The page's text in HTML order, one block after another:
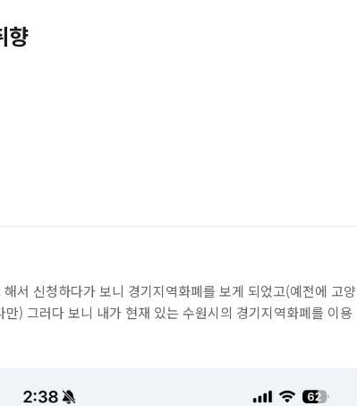
향
서 신청하다가 보니 경기지역화폐를 보게 되었고(예전에 고양
) 그러다 보니 내가 현재 있는 수원시의 경기지역화폐를 이용